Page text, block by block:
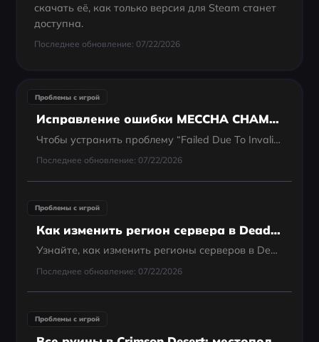
скачать её, как только версия для Steam станет
доступна.
Последнее обновление: 07/22/2026
Проблемы с игрой
Исправление ошибки MECCHA CHAMELEON Failed Due to Invalid or Missing Authentication Token
Чтобы устранить проблему “Failed Due To Invalid Or Missing Authentication Token” в MECCHA CHAMELEON, сначала убедитесь, что ваши аккаунты Steam и Epic Games правильно связаны. После этого откройте локальные файлы установки, найдите PenguinHotel.exe,...
Последнее обновление: 07/22/2026
Проблемы с игрой
Как изменить регион сервера в Deadlock?
Узнайте, как изменить регионы серверов в Deadlock, найдите лучшее время для игры и узнайте, как LagoFast может помочь снизить высокий пинг для более плавного игрового процесса.
Последнее обновление: 07/22/2026
Проблемы с игрой